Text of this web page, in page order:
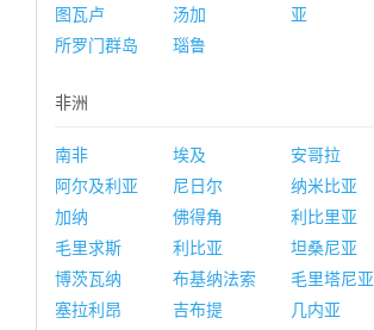
图瓦卢 汤加
亚
所罗门群岛
瑙鲁
非洲
南非 埃及
安哥拉
阿尔及利亚
尼日尔
纳米比亚
加纳
佛得角
利比里亚
毛里求斯
利比亚
坦桑尼亚
博茨瓦纳
布基纳法索
毛里塔尼亚
塞拉利昂
吉布提
几内亚